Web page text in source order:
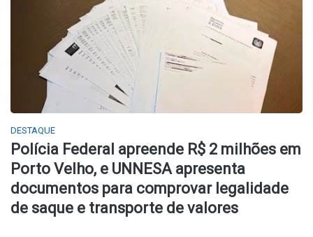
DESTAQUE
Polícia Federal apreende R$ 2 milhões em
Porto Velho, e UNNESA apresenta
documentos para comprovar legalidade
de saque e transporte de valores